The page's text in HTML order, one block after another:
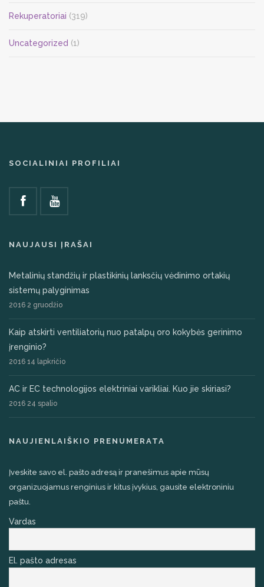
Rekuperatoriai (319)
Uncategorized (1)
SOCIALINIAI PROFILIAI
NAUJAUSI ĮRAŠAI
Metalinių standžių ir plastikinių lanksčių vėdinimo ortakių
sistemų palyginimas
2016 2 gruodžio
Kaip atskirti ventiliatorių nuo patalpų oro kokybės gerinimo
įrenginio?
2016 14 lapkričio
AC ir EC technologijos elektriniai varikliai. Kuo jie skiriasi?
2016 24 spalio
NAUJIENLAIŠKIO PRENUMERATA
Įveskite savo el. pašto adresą ir pranešimus apie mūsų
organizuojamus renginius ir kitus įvykius, gausite elektroniniu
paštu.
Vardas
El. pašto adresas